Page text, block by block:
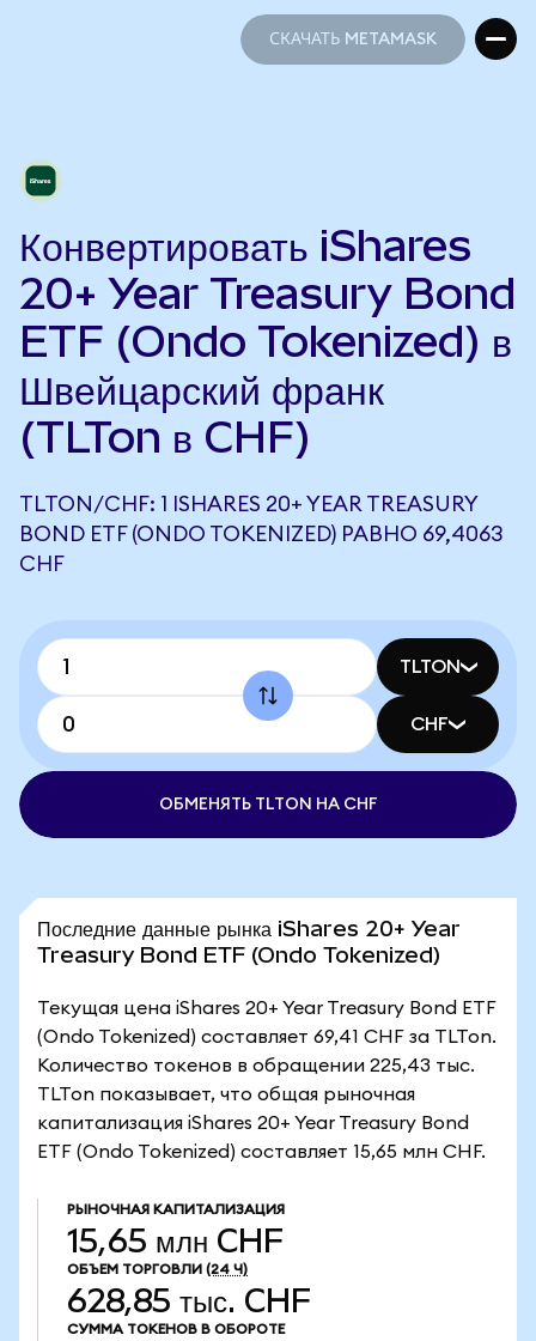
СКАЧАТЬ METAMASK
Конвертировать iShares
20+ Year Treasury Bond
ETF (Ondo Tokenized) в
Швейцарский франк
(TLTon в CHF)
TLTON/CHF: 1 ISHARES 20+ YEAR TREASURY
BOND ETF (ONDO TOKENIZED) РАВНО 69,4063
CHF
TLTON
CHF
ОБМЕНЯТЬ TLTON НА CHF
Последние данные рынка iShares 20+ Year
Treasury Bond ETF (Ondo Tokenized)
Текущая цена iShares 20+ Year Treasury Bond ETF
(Ondo Tokenized) составляет 69,41 CHF за TLTon.
Количество токенов в обращении 225,43 тыс.
TLTon показывает, что общая рыночная
капитализация iShares 20+ Year Treasury Bond
ETF (Ondo Tokenized) составляет 15,65 млн CHF.
РЫНОЧНАЯ КАПИТАЛИЗАЦИЯ
15,65 млн CHF
ОБЪЕМ ТОРГОВЛИ (24 Ч)
628,85 тыс. CHF
СУММА ТОКЕНОВ В ОБОРОТЕ